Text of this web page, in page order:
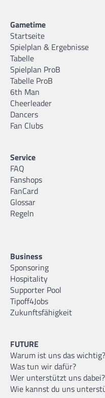
Gametime
Startseite
Spielplan & Ergebnisse
Tabelle
Spielplan ProB
Tabelle ProB
6th Man
Cheerleader
Dancers
Fan Clubs
Service
FAQ
Fanshops
FanCard
Glossar
Regeln
Business
Sponsoring
Hospitality
Supporter Pool
Tipoff4Jobs
Zukunftsfähigkeit
FUTURE
Warum ist uns das wichtig?
Was tun wir dafür?
Wer unterstützt uns dabei?
Wie kannst du uns